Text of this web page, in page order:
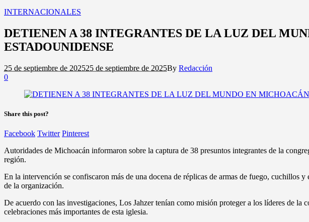
INTERNACIONALES
DETIENEN A 38 INTEGRANTES DE LA LUZ DEL
ESTADOUNIDENSE
25 de septiembre de 202525 de septiembre de 2025By Redacción
0
Share this post?
Facebook Twitter Pinterest
Autoridades de Michoacán informaron sobre la captura de 38 presuntos integrantes de la
región.
En la intervención se confiscaron más de una docena de réplicas de armas de fuego,
de la organización.
De acuerdo con las investigaciones, Los Jahzer tenían como misión proteger a los líderes de
celebraciones más importantes de esta iglesia.